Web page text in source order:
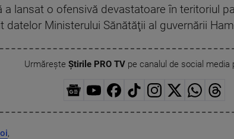
a lansat o ofensivă devastatoare în teritoriul
datelor Ministerului Sănătăţii al guvernării
Urmărește Știrile PRO TVpe canalul de social media
,